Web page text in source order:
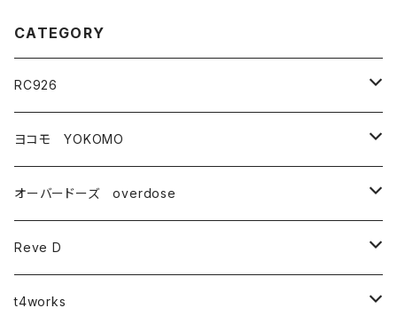
CATEGORY
RC926
タイヤ・ホイール関連
ドリフトタイヤ
タイヤ
コンバージョンキット
YD-2
ZEON
ドリフトパーツ
ハイトラクションブラスパーツ(真鍮)
ダンパー・スプリング関連
ヨコモ YOKOMO
YD-2シリーズ
ドリフトパッケージ(ドリパケ)
DRB
オーバードーズ overdose
GALM
Reve D
RDX
t4works